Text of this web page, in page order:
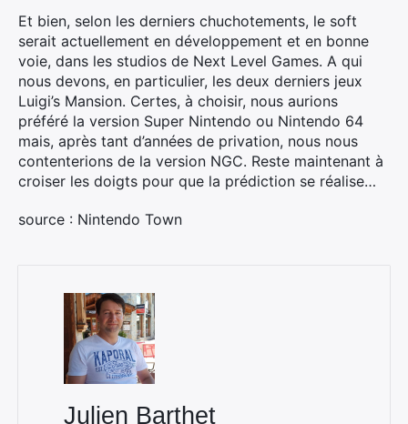
Et bien, selon les derniers chuchotements, le soft
serait actuellement en développement et en bonne
voie, dans les studios de Next Level Games. A qui
nous devons, en particulier, les deux derniers jeux
Luigi’s Mansion. Certes, à choisir, nous aurions
préféré la version Super Nintendo ou Nintendo 64
mais, après tant d’années de privation, nous nous
contenterions de la version NGC. Reste maintenant à
croiser les doigts pour que la prédiction se réalise…
source : Nintendo Town
Julien Barthet